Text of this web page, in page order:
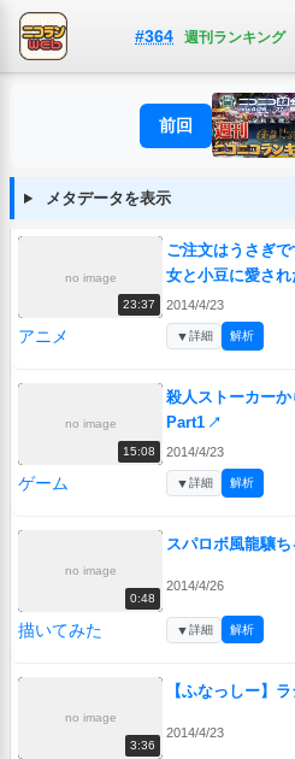
#364 週刊ランキング
前回
メタデータを表示
no image
23:37
ご注文はうさぎ
女と小豆に愛され
2014/4/23
アニメ ▼詳細 解析
no image
15:08
殺人ストーカー
Part1 ↗
2014/4/23
ゲーム ▼詳細 解析
no image
0:48
スパロボ風龍驤
2014/4/26
描いてみた ▼詳細 解析
no image
3:36
【ふなっしー】
2014/4/23